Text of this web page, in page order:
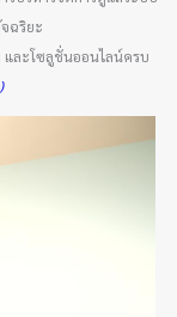
ฉริยะ
และโซลูชั่นออนไลน์ครบ